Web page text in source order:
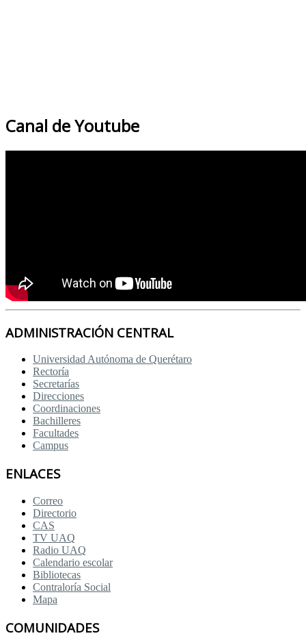
Canal de Youtube
ADMINISTRACIÓN CENTRAL
Universidad Autónoma de Querétaro
Rectoría
Secretarías
Direcciones
Coordinaciones
Bachilleres
Facultades
Campus
ENLACES
Correo
Directorio
CAS
TV UAQ
Radio UAQ
Calendario escolar
Bibliotecas
Contraloría Social
Mapa
COMUNIDADES